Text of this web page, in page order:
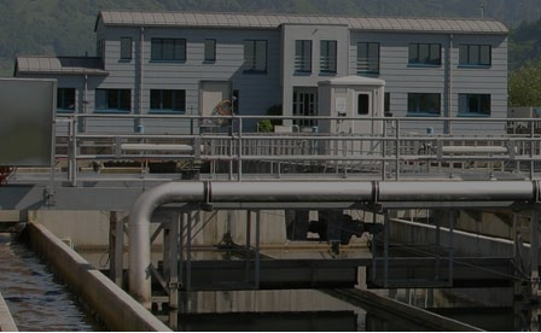
เกี่ยวกับเรา
ข่าวสาร
ผลงาน
รายการสินค้า
ยี่ห้อ Saltec
อุปกรณ์ทำข้นตะกอนสลัดจ์
สถานีเท พอลิเมอร์
ยี่ห้อ CRI-MAN
เครื่องอบฆ่าเชื้อที่ลองนอนสัตว์
ยี่ห้อ PSV
ผลงาน
ดาวน์โหลด